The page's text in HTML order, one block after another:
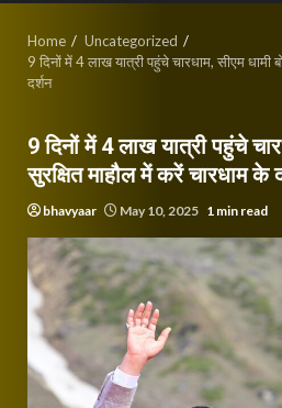
Home
Uncategorized
9 दिनों में 4 लाख यात्री पहुंचे चारधाम, सीएम धामी
दर्शन
9 दिनों में 4 लाख यात्री पहुंचे
सुरक्षित माहौल में करें चारधाम के
bhavyaar May 10, 2025 1 min read